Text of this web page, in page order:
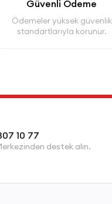
Güvenli Ödeme
Ödemeler yüksek güvenlik
standartlarıyla korunur.
10 77
destek alın.